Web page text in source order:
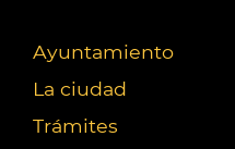
Ayuntamiento
La ciudad
Trámites